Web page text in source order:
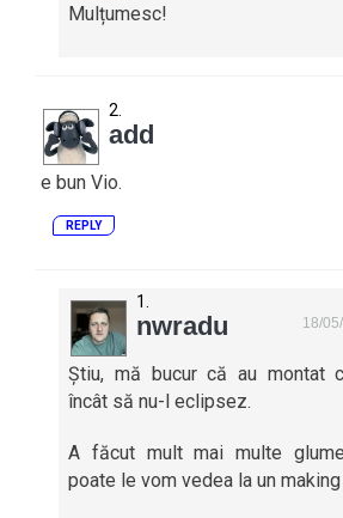
Mulțumesc!
add
e bun Vio.
REPLY
nwradu 18/
Știu, mă bucur că au montat
încât să nu-l eclipsez.
A făcut mult mai multe
poate le vom vedea la un